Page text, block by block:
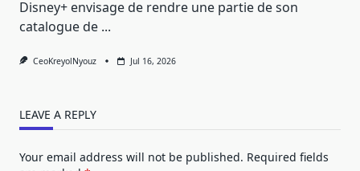
Disney+ envisage de rendre une partie de son
catalogue de ...
CeoKreyolNyouz Jul 16, 2026
LEAVE A REPLY
Your email address will not be published. Required fields